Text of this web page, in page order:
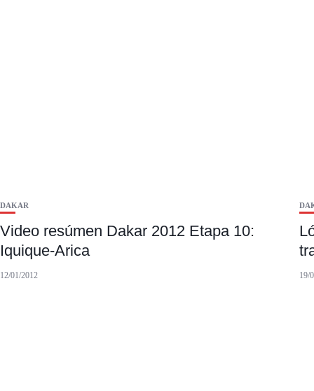
DAKAR
Video resúmen Dakar 2012 Etapa 10:
Iquique-Arica
12/01/2012 19/